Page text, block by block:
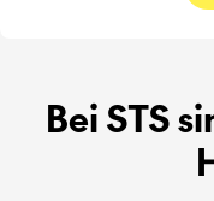
Bei STS